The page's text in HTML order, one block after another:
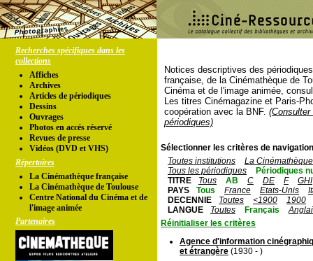
Recherches spécifiques dans les
collections
Affiches
Archives
Articles de périodiques
Dessins
Ouvrages
Photos en accés réservé
Revues de presse
Vidéos (DVD et VHS)
Répertoires
La Cinémathèque française
La Cinémathèque de Toulouse
Centre National du Cinéma et de
l'image animée
Partenaires
Notices descriptives des
française, de la Cinémathèque de
Cinéma et de l'image animée,
Les titres Cinémagazine et Paris-
coopération avec la BNF.
périodiques)
Sélectionner les critères de
Toutes institutions
La
Tous les périodiques
Périodiques
TITRE
Tous AB C DE F
GHI
PAYS
Tous France Etats-Unis
DECENNIE
Toutes <1900
1900
LANGUE
Toutes Français
Réinitialiser les critères
Agence d'information
et étrangère (1930 - )